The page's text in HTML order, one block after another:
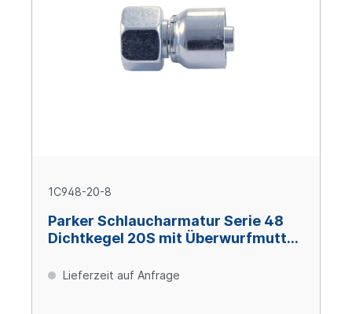
1C948-20-8
Parker Schlaucharmatur Serie 48
Dichtkegel 20S mit Überwurfmutter
Stahl verzinkt Cr(VI)-frei
Lieferzeit auf Anfrage